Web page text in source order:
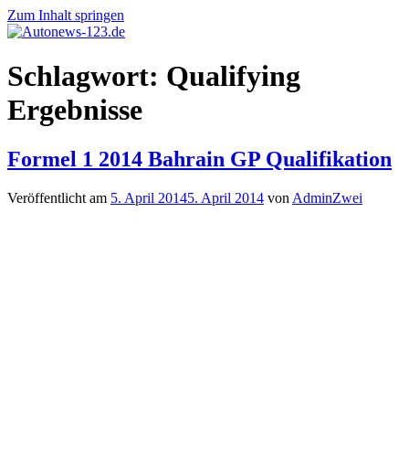
Zum Inhalt springen
Autonews-
123.de
Autonews
mit
Schlagwort: Qualifying
Ergebnisse
Formel 1 2014 Bahrain GP Qualifikation
Veröffentlicht am 5. April 20145. April 2014 von AdminZwei